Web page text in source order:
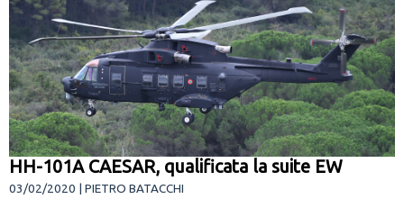
HH-101A CAESAR, qualificata la suite EW
03/02/2020 | PIETRO BATACCHI